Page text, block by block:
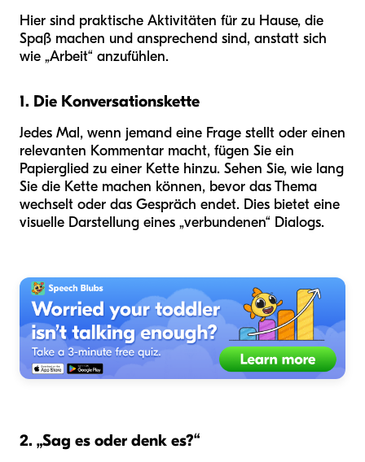
Hier sind praktische Aktivitäten für zu Hause, die
Spaß machen und ansprechend sind, anstatt sich
wie „Arbeit“ anzufühlen.
1. Die Konversationskette
Jedes Mal, wenn jemand eine Frage stellt oder einen
relevanten Kommentar macht, fügen Sie ein
Papierglied zu einer Kette hinzu. Sehen Sie, wie lang
Sie die Kette machen können, bevor das Thema
wechselt oder das Gespräch endet. Dies bietet eine
visuelle Darstellung eines „verbundenen“ Dialogs.
2. „Sag es oder denk es?“